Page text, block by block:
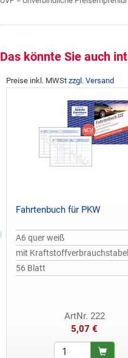
Das könnte Sie auch
Preise inkl. MWSt zzgl. Versand
Fahrtenbuch für PKW
A6 quer weiß
mit
56 Blatt
ArtNr. 222
5,07 €